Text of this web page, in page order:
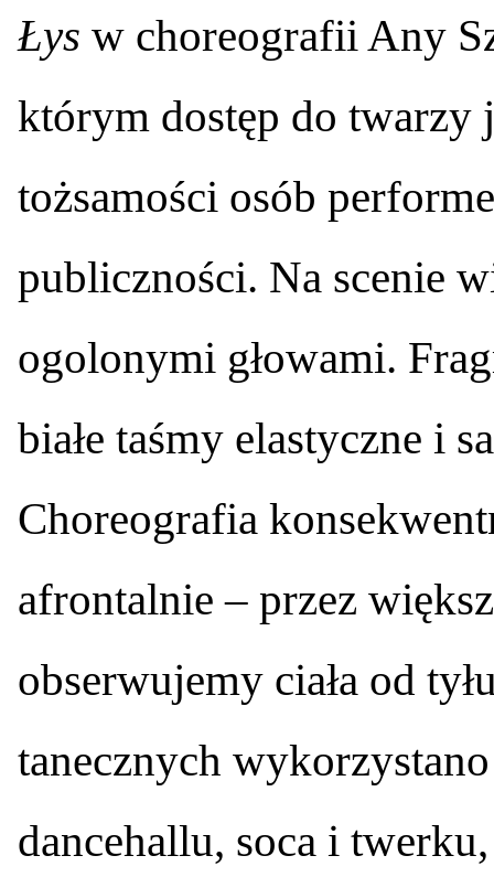
Łys w choreografii Any
którym dostęp do
tożsamości osób
publiczności. Na scenie
ogolonymi głowami.
białe taśmy elastyczne i
Choreografia
afrontalnie – przez
obserwujemy ciała od
tanecznych
dancehallu, soca i